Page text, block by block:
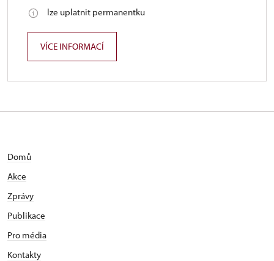
lze uplatnit permanentku
VÍCE INFORMACÍ
Domů
Akce
Zprávy
Publikace
Pro média
Kontakty